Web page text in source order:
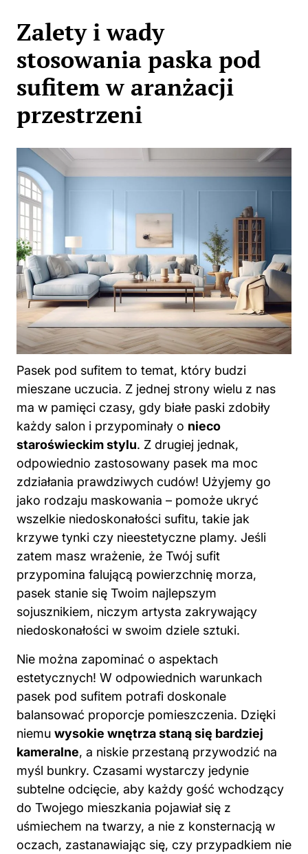
Zalety i wady
stosowania paska pod
sufitem w aranżacji
przestrzeni
Pasek pod sufitem to temat, który budzi
mieszane uczucia. Z jednej strony wielu z nas
ma w pamięci czasy, gdy białe paski zdobiły
każdy salon i przypominały o nieco
staroświeckim stylu. Z drugiej jednak,
odpowiednio zastosowany pasek ma moc
zdziałania prawdziwych cudów! Użyjemy go
jako rodzaju maskowania – pomoże ukryć
wszelkie niedoskonałości sufitu, takie jak
krzywe tynki czy nieestetyczne plamy. Jeśli
zatem masz wrażenie, że Twój sufit
przypomina falującą powierzchnię morza,
pasek stanie się Twoim najlepszym
sojusznikiem, niczym artysta zakrywający
niedoskonałości w swoim dziele sztuki.
Nie można zapominać o aspektach
estetycznych! W odpowiednich warunkach
pasek pod sufitem potrafi doskonale
balansować proporcje pomieszczenia. Dzięki
niemu wysokie wnętrzastaną się bardziej
kameralne, a niskie przestaną przywodzić na
myśl bunkry. Czasami wystarczy jedynie
subtelne odcięcie, aby każdy gość wchodzący
do Twojego mieszkania pojawiał się z
uśmiechem na twarzy, a nie z konsternacją w
oczach, zastanawiając się, czy przypadkiem nie